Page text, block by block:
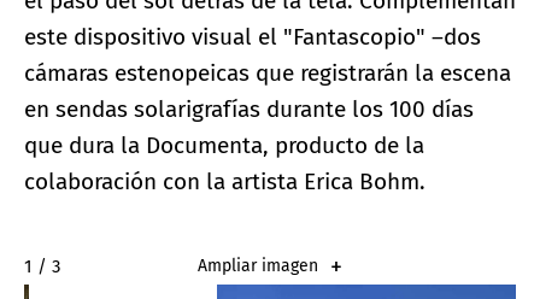
este dispositivo visual el "Fantascopio" –dos
cámaras estenopeicas que registrarán la escena
en sendas solarigrafías durante los 100 días
que dura la Documenta, producto de la
colaboración con la artista Erica Bohm.
2 / 3 Ampliar imagen